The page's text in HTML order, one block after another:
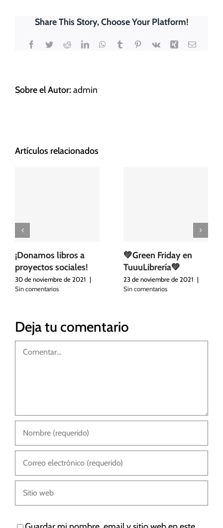
Share This Story, Choose Your Platform!
Facebook
TwitterRedditLinkedInWhatsApp
TumblrPinterest
Vk Xing Correo
Sobre el Autor: admin
Artículos relacionados
¡Donamos libros a
proyectos sociales!
30 de noviembre de 2021 |
Sin comentarios
💚Green Friday en
TuuuLibrería💚
23 de noviembre de 2021 |
Sin comentarios
Deja tu comentario
Comentar